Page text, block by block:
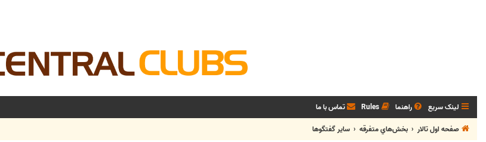
لینک سریع راهنما Rules تماس با ما
صفحه اول تالار
بخش‌‌هاي متفرقه ساير گفتگوها